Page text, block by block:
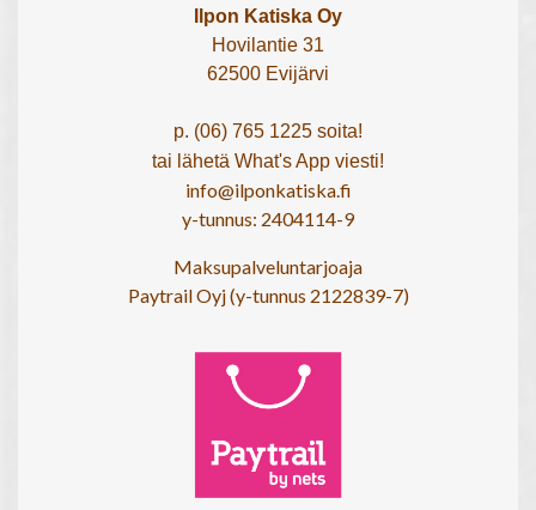
Ilpon Katiska Oy
Hovilantie 31
62500 Evijärvi
p. (06) 765 1225 soita!
tai lähetä What's App viesti!
info@ilponkatiska.fi
y-tunnus: 2404114-9
Maksupalveluntarjoaja
Paytrail Oyj (y-tunnus 2122839-7)